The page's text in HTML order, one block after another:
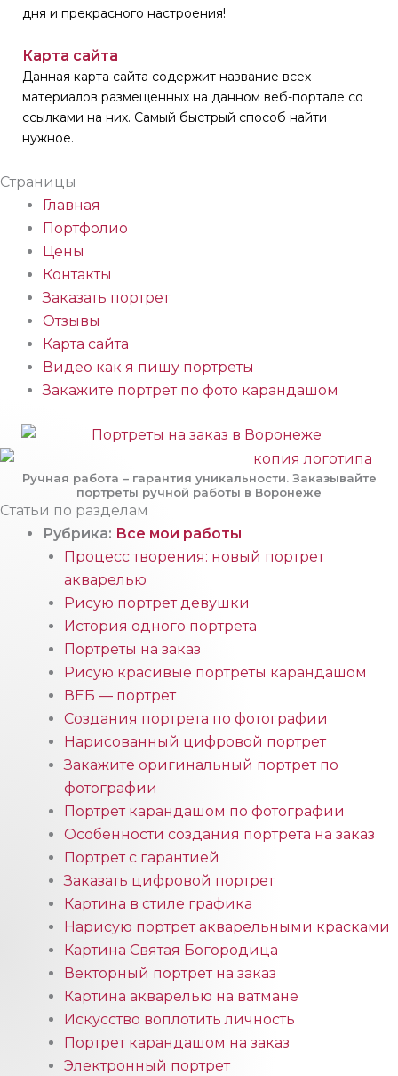
дня и прекрасного настроения!
Карта сайта
Данная карта сайта содержит название всех
материалов размещенных на данном веб-портале со
ссылками на них. Самый быстрый способ найти
нужное.
Страницы
Главная
Портфолио
Цены
Контакты
Заказать портрет
Отзывы
Карта сайта
Видео как я пишу портреты
Закажите портрет по фото карандашом
Ручная работа – гарантия уникальности. Заказывайте
портреты ручной работы в Воронеже
Статьи по разделам
Рубрика: Все мои работы
Процесс творения: новый портрет
акварелью
Рисую портрет девушки
История одного портрета
Портреты на заказ
Рисую красивые портреты карандашом
ВЕБ — портрет
Создания портрета по фотографии
Нарисованный цифровой портрет
Закажите оригинальный портрет по
фотографии
Портрет карандашом по фотографии
Особенности создания портрета на заказ
Портрет с гарантией
Заказать цифровой портрет
Картина в стиле графика
Нарисую портрет акварельными красками
Картина Святая Богородица
Векторный портрет на заказ
Картина акварелью на ватмане
Искусство воплотить личность
Портрет карандашом на заказ
Электронный портрет